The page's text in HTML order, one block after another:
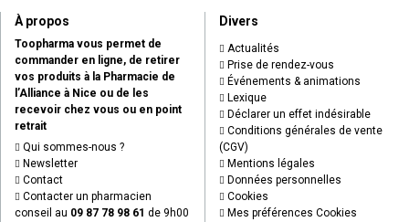
À propos
Toopharma vous permet de
commander en ligne, de retirer
vos produits à la Pharmacie de
l’Alliance à Nice ou de les
recevoir chez vous ou en point
retrait
Qui sommes-nous ?
Newsletter
Contact
Contacter un pharmacien
conseil au 09 87 78 98 61 de 9h00
Divers
Actualités
Prise de rendez-vous
Événements & animations
Lexique
Déclarer un effet indésirable
Conditions générales de vente
(CGV)
Mentions légales
Données personnelles
Cookies
Mes préférences Cookies